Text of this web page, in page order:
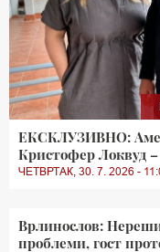
ЕКСКЛУЗИВНО:
Кристофер Локвуд
ЧЕТВРТАК, 30. 7. 2026 -
Врлинослов:
проблеми, гост